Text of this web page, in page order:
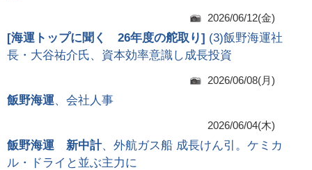
2026/06/12(金)
[海運トップに聞く 26年度の舵取り] (3)飯野海運社
長・大谷祐介氏、資本効率意識し成長投資
2026/06/08(月)
飯野海運、会社人事
2026/06/04(木)
飯野海運 新中計、外航ガス船 成長けん引。ケミカ
ル・ドライと並ぶ主力に